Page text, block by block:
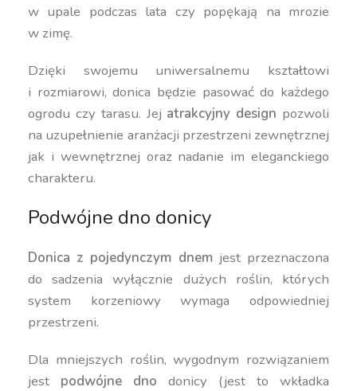
w upale podczas lata czy popękają na mrozie
w zimę.
Dzięki swojemu uniwersalnemu kształtowi
i rozmiarowi, donica będzie pasować do każdego
ogrodu czy tarasu. Jej atrakcyjny design pozwoli
na uzupełnienie aranżacji przestrzeni zewnętrznej
jak i wewnętrznej oraz nadanie im eleganckiego
charakteru.
Podwójne dno donicy
Donica z pojedynczym dnemjest przeznaczona
do sadzenia wyłącznie dużych roślin, których
system korzeniowy wymaga odpowiedniej
przestrzeni.
Dla mniejszych roślin, wygodnym rozwiązaniem
jest podwójne dno donicy (jest to wkładka